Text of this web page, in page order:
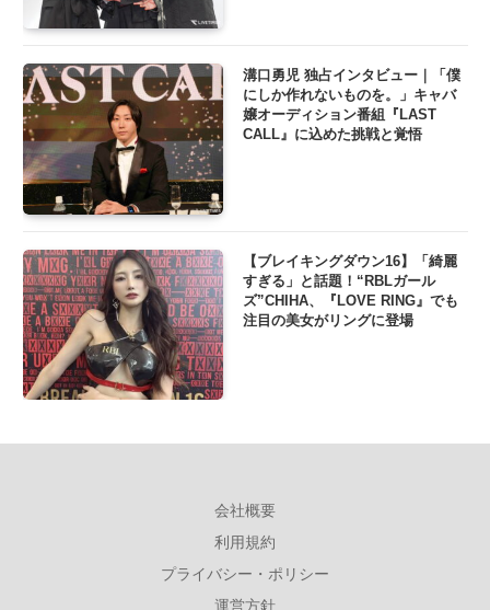
溝口勇児 独占インタビュー｜「僕
にしか作れないものを。」キャバ
嬢オーディション番組『LAST
CALL』に込めた挑戦と覚悟
【ブレイキングダウン16】「綺麗
すぎる」と話題！“RBLガール
ズ”CHIHA、『LOVE RING』でも
注目の美女がリングに登場
会社概要
利用規約
プライバシー・ポリシー
運営方針